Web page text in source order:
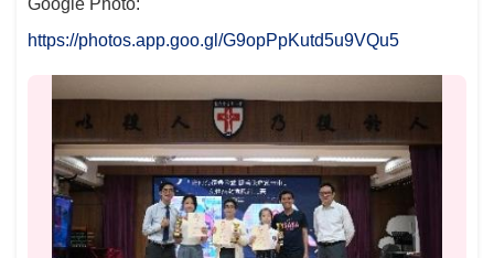
Google Photo:
https://photos.app.goo.gl/G9opPpKutd5u9VQu5